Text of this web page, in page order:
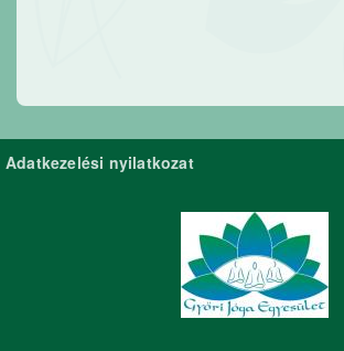
Adatkezelési nyilatkozat